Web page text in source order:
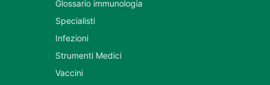
Glossario immunologia
Specialisti
Infezioni
Strumenti Medici
Vaccini